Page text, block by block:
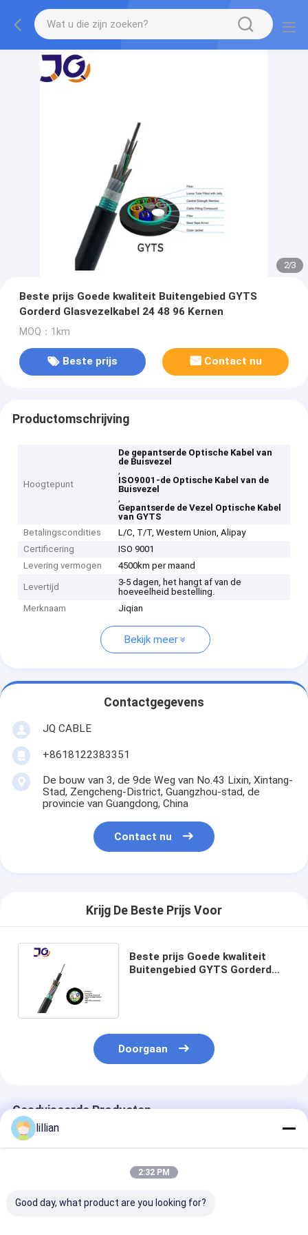
2/3
Beste prijs Goede kwaliteit Buitengebied GYTS
Gorderd Glasvezelkabel 24 48 96 Kernen
MOQ：1km
Beste prijs Contact nu
Productomschrijving
Hoogtepunt
De gepantserde Optische Kabel van
de Buisvezel
,
ISO9001-de Optische Kabel van de
Buisvezel
,
Gepantserde de Vezel Optische Kabel
van GYTS
Betalingscondities
L/C, T/T, Western Union, Alipay
Certificering
ISO 9001
Levering vermogen
4500km per maand
Levertijd
3-5 dagen, het hangt af van de
hoeveelheid bestelling.
Merknaam
Jiqian
Bekijk meer
Contactgegevens
JQ CABLE
+8618122383351
De bouw van 3, de 9de Weg van No.43 Lixin, Xintang-
Stad, Zengcheng-District, Guangzhou-stad, de
provincie van Guangdong, China
Contact nu
Krijg De Beste Prijs Voor
Beste prijs Goede kwaliteit
Buitengebied GYTS Gorderd
Doorgaan
Geadviseerde Producten
lillian
2:32 PM
Good day, what product are you looking for?